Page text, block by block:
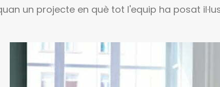
un projecte en què tot l'equip ha posat